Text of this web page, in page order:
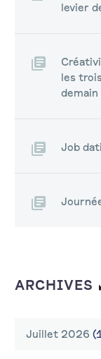
levier
les
demain
Job
ARCHIVES
Juillet 2026